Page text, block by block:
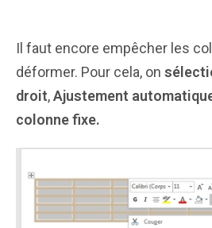
Il faut encore empêcher les
déformer. Pour cela, on
droit,Ajustement
colonne fixe.